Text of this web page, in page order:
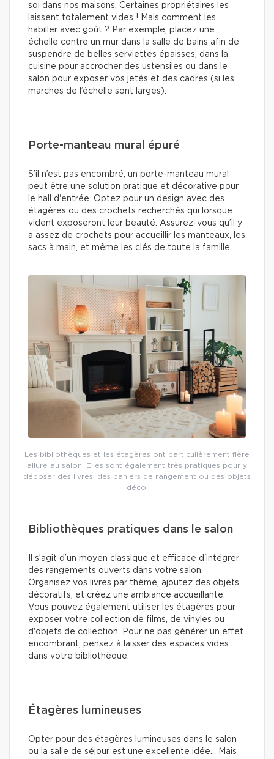
soi dans nos maisons. Certaines propriétaires les
laissent totalement vides ! Mais comment les
habiller avec goût ? Par exemple, placez une
échelle contre un mur dans la salle de bains afin de
suspendre de belles serviettes épaisses, dans la
cuisine pour accrocher des ustensiles ou dans le
salon pour exposer vos jetés et des cadres (si les
marches de l’échelle sont larges).
Porte-manteau mural épuré
S’il n’est pas encombré, un porte-manteau mural
peut être une solution pratique et décorative pour
le hall d'entrée. Optez pour un design avec des
étagères ou des crochets recherchés qui lorsque
vident exposeront leur beauté. Assurez-vous qu’il y
a assez de crochets pour accueillir les manteaux, les
sacs à main, et même les clés de toute la famille.
Les bibliothèques et les étagères ont particulièrement fière
allure au salon. Elles sont également très pratiques pour y
déposer des livres, des paniers de rangement ou des objets
déco.
Bibliothèques pratiques dans le salon
Il s’agit d’un moyen classique et efficace d'intégrer
des rangements ouverts dans votre salon.
Organisez vos livres par thème, ajoutez des objets
décoratifs, et créez une ambiance accueillante.
Vous pouvez également utiliser les étagères pour
exposer votre collection de films, de vinyles ou
d'objets de collection. Pour ne pas générer un effet
encombrant, pensez à laisser des espaces vides
dans votre bibliothèque.
Étagères lumineuses
Opter pour des étagères lumineuses dans le salon
ou la salle de séjour est une excellente idée… Mais